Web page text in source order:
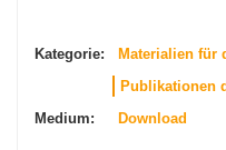
Kategorie:
Materialien für
Publikationen
Medium:
Download